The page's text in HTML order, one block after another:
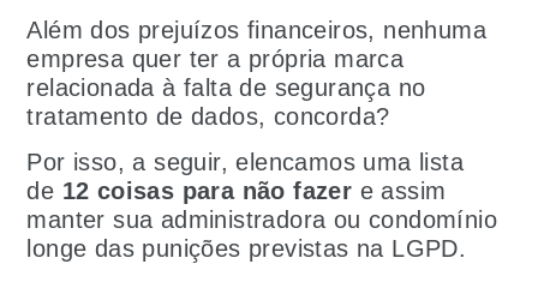
Além dos prejuízos financeiros, nenhuma
empresa quer ter a própria marca
relacionada à falta de segurança no
tratamento de dados, concorda?
Por isso, a seguir, elencamos uma lista
de 12 coisas para não fazer e assim
manter sua administradora ou condomínio
longe das punições previstas na LGPD.